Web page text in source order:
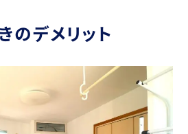
のデメリット